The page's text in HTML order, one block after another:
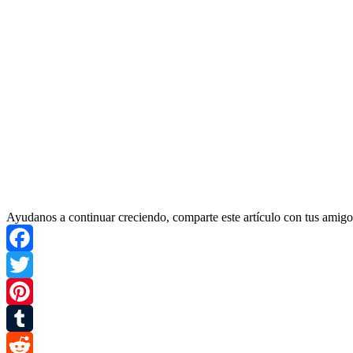
Ayudanos a continuar creciendo, comparte este artículo con tus
Facebook
Twitter
Pinterest
Tumblr